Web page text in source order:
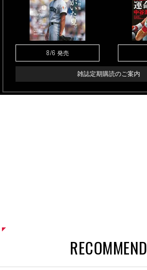
8/6 発売
雑誌定期購読のご案内
RECOMMEND